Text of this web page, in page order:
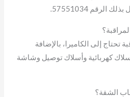
الرقم 57551034.
تحتاج إلى الكاميرا، بالإضافة
كهربائية وأسلاك توصيل وشاشة
الشقة؟